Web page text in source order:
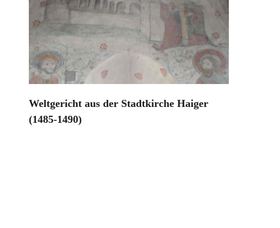
Weltgericht aus der Stadtkirche Haiger
(1485-1490)